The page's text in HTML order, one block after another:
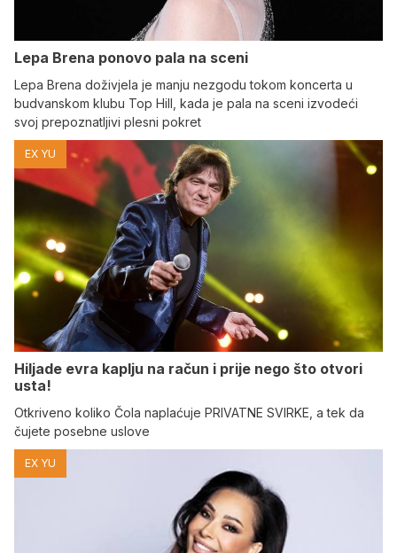
Lepa Brena ponovo pala na sceni
Lepa Brena doživjela je manju nezgodu tokom koncerta u
budvanskom klubu Top Hill, kada je pala na sceni izvodeći
svoj prepoznatljivi plesni pokret
EX YU
Hiljade evra kaplju na račun i prije nego što otvori
usta!
Otkriveno koliko Čola naplaćuje PRIVATNE SVIRKE, a tek da
čujete posebne uslove
EX YU